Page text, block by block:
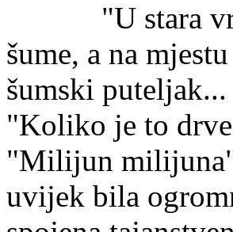
"U stara
šume, a na
šumski
"Koliko je to
"Milijun milijuna"
uvijek bila